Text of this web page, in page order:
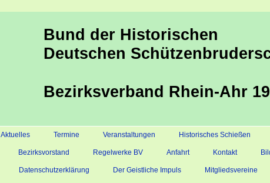
Bund der Historischen
Deutschen
Bezirksverband Rhein-Ahr
Aktuelles Termine Veranstaltungen Historisches Schießen
Bezirksvorstand Regelwerke BV Anfahrt Kontakt
Datenschutzerklärung Der Geistliche Impuls Mitgliedsvereine